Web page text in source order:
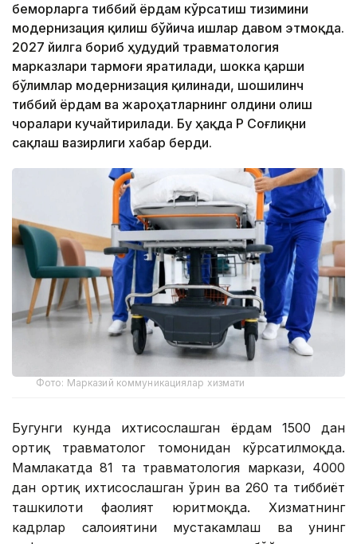
беморларга тиббий ёрдам кўрсатиш тизимини
модернизация қилиш бўйича ишлар давом этмоқда.
2027 йилга бориб ҳудудий травматология
марказлари тармоғи яратилади, шокка қарши
бўлимлар модернизация қилинади, шошилинч
тиббий ёрдам ва жароҳатларнинг олдини олиш
чоралари кучайтирилади. Бу ҳақда ҚР Соғлиқни
сақлаш вазирлиги хабар берди.
Фото: Марказий коммуникациялар хизмати
Бугунги кунда ихтисослашган ёрдам 1500 дан
ортиқ травматолог томонидан кўрсатилмоқда.
Мамлакатда 81 та травматология маркази, 4000
дан ортиқ ихтисослашган ўрин ва 260 та тиббиёт
ташкилоти фаолият юритмоқда. Хизматнинг
кадрлар салоҳиятини мустаҳкамлаш ва унинг